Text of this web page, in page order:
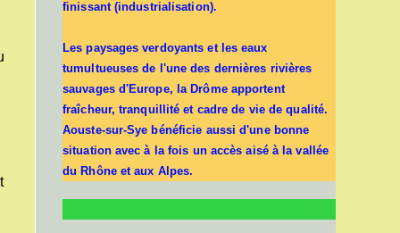
finissant (industrialisation).
Les paysages verdoyants et les eaux
tumultueuses de l'une des dernières rivières
sauvages d'Europe, la Drôme apportent
fraîcheur, tranquillité et cadre de vie de qualité.
Aouste-sur-Sye bénéficie aussi d'une bonne
situation avec à la fois un accès aisé à la vallée
du Rhône et aux Alpes.